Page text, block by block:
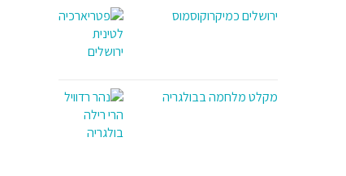
ירושלים כמיקרוקוסמוס
מקלט מלחמה בבולגריה